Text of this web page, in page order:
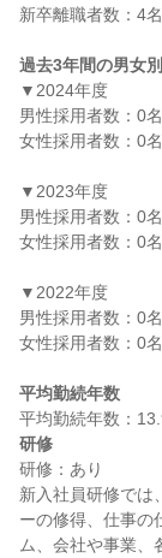
新卒離職者数：4名
過去3年間の男女
▼2024年度
男性採用者数：0名
女性採用者数：0名
▼2023年度
男性採用者数：0名
女性採用者数：0名
▼2022年度
男性採用者数：0名
女性採用者数：0名
平均勤続年数
研修
研修：あり
新入社員研修では
ーの修得、仕事の
ム、会社や事業、